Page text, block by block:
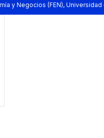
y Negocios (FEN), Universidad